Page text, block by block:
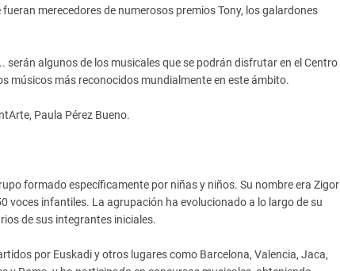
merecedores de numerosos premios Tony, los galardones
serán algunos de los musicales que se podrán disfrutar en el Centro
músicos más reconocidos mundialmente en este ámbito.
Paula Pérez Bueno.
formado específicamente por niñas y niños. Su nombre era Zigor
voces infantiles. La agrupación ha evolucionado a lo largo de su
de sus integrantes iniciales.
por Euskadi y otros lugares como Barcelona, Valencia, Jaca,